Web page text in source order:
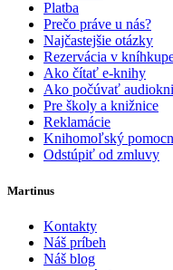
Platba
Prečo práve u nás?
Najčastejšie otázky
Rezervácia v
Ako čítať e-knihy
Ako počúvať
Pre školy a knižnice
Reklamácie
Knihomoľský
Odstúpiť od zmluvy
Martinus
Kontakty
Náš príbeh
Náš blog